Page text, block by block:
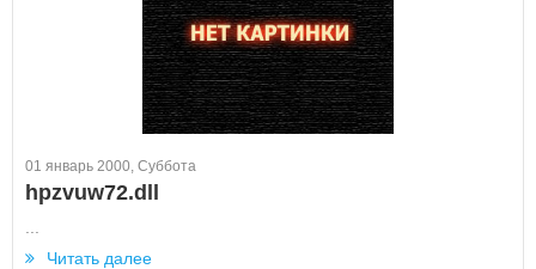
01 январь 2000, Суббота
hpzvuw72.dll
Читать далее